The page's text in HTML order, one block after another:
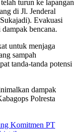
turun ke lapangan
di Jl. Jenderal
Evakuasi
bencana.
untuk menjaga
sampah
tanda-tanda potensi
dampak
Polresta
Komitmen PT